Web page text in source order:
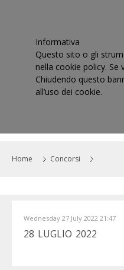
Home Concorsi
Wednesday 27 July 2022 21:47
28 LUGLIO 2022
Informativa
Questo sito o gli
nella cookie policy.
Chiudendo questo
all’uso dei cookie.